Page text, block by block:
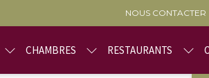
NOUS CONTACTER
CHAMBRES RESTAURANTS